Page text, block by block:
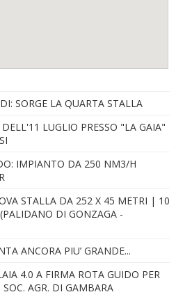
SORGE LA QUARTA STALLA
DELL'11 LUGLIO PRESSO "LA GAIA"
IMPIANTO DA 250 NM3/H
STALLA DA 252 X 45 METRI | 10
DI GONZAGA -
ANCORA PIU’ GRANDE...
4.0 A FIRMA ROTA GUIDO PER
AGR. DI GAMBARA